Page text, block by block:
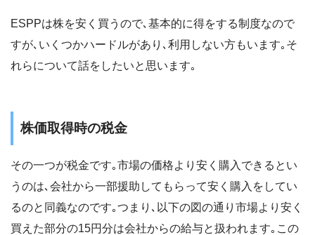
ESPPは株を安く買うので､基本的に得をする制度なので
すが､いくつかハードルがあり､利用しない方もいます｡そ
れらについて話をしたいと思います｡
株価取得時の税金
その一つが税金です｡市場の価格より安く購入できるとい
うのは､会社から一部援助してもらって安く購入をしてい
るのと同義なのです｡つまり､以下の図の通り市場より安く
買えた部分の15円分は会社からの給与と扱われます｡この